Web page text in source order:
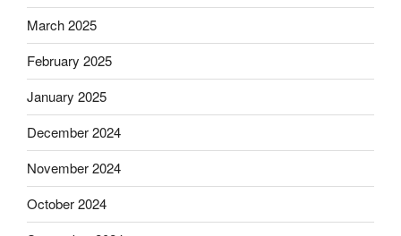
March 2025
February 2025
January 2025
December 2024
November 2024
October 2024